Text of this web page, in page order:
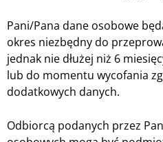
Pani/Pana dane osobowe
okres niezbędny do
jednak nie dłużej niż 6
lub do momentu wycofania
dodatkowych danych.
Odbiorcą podanych przez